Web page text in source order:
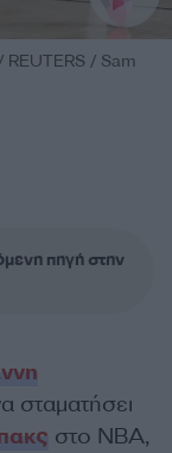
REUTERS / Sam
πηγή στην
σταματήσει
στο NBA,